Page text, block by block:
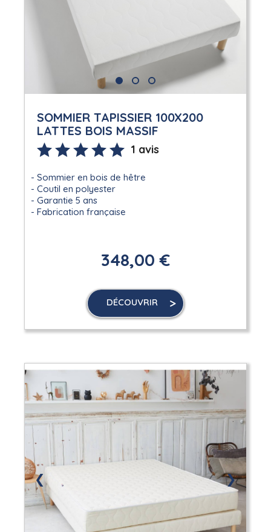
SOMMIER TAPISSIER 100X200
LATTES BOIS MASSIF
1 avis
Sommier en bois de hêtre
Coutil en polyester
Garantie 5 ans
Fabrication française
348,00 €
DÉCOUVRIR
❮ ❯